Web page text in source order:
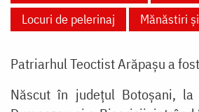
Locuri de pelerinaj
Mănăstiri
Patriarhul Teoctist Arăpașu a
Născut în județul Botoșani,